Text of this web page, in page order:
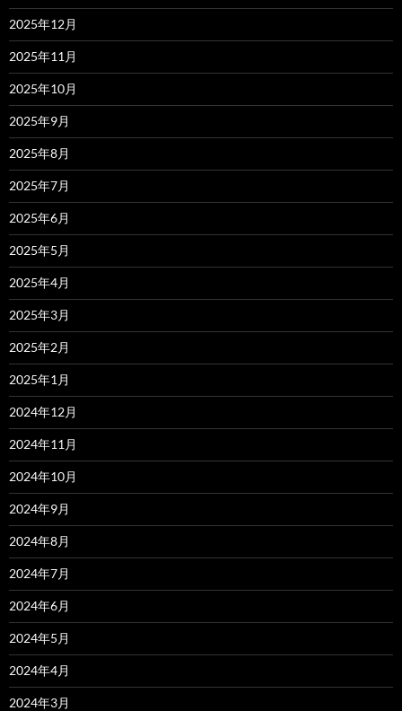
2025年12月
2025年11月
2025年10月
2025年9月
2025年8月
2025年7月
2025年6月
2025年5月
2025年4月
2025年3月
2025年2月
2025年1月
2024年12月
2024年11月
2024年10月
2024年9月
2024年8月
2024年7月
2024年6月
2024年5月
2024年4月
2024年3月